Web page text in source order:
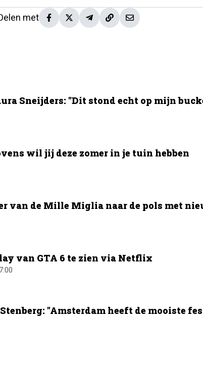
met
Sneijders: "Dit stond echt op mijn
wil jij deze zomer in je tuin hebben
van de Mille Miglia naar de pols met
van GTA 6 te zien via Netflix
"Amsterdam heeft de mooiste